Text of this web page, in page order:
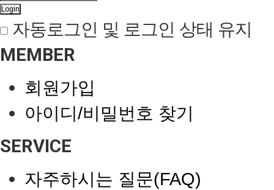
Login
자동로그인 및 로그인 상태 유지
MEMBER
회원가입
아이디/비밀번호 찾기
SERVICE
자주하시는 질문(FAQ)